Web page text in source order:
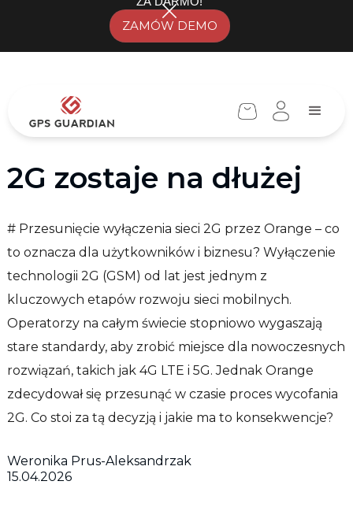
ZAMÓW DEMO
2G zostaje na dłużej
# Przesunięcie wyłączenia sieci 2G przez Orange – co
to oznacza dla użytkowników i biznesu? Wyłączenie
technologii 2G (GSM) od lat jest jednym z
kluczowych etapów rozwoju sieci mobilnych.
Operatorzy na całym świecie stopniowo wygaszają
stare standardy, aby zrobić miejsce dla nowoczesnych
rozwiązań, takich jak 4G LTE i 5G. Jednak Orange
zdecydował się przesunąć w czasie proces wycofania
2G. Co stoi za tą decyzją i jakie ma to konsekwencje?
Weronika Prus-Aleksandrzak
15.04.2026